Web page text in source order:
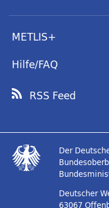
METLIS+
Hilfe/FAQ
RSS Feed
Der
Deutscher
63067